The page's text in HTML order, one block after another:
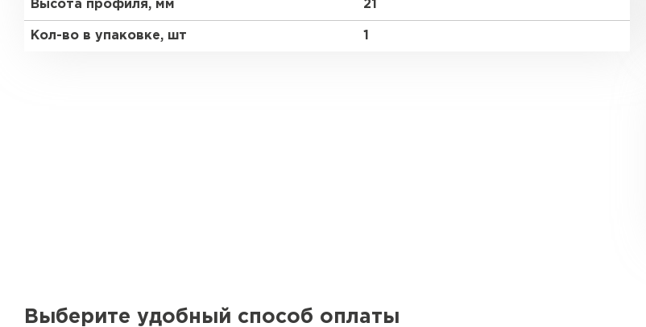
Высота профиля, мм 21
Кол-во в упаковке, шт 1
Выберите удобный способ оплаты